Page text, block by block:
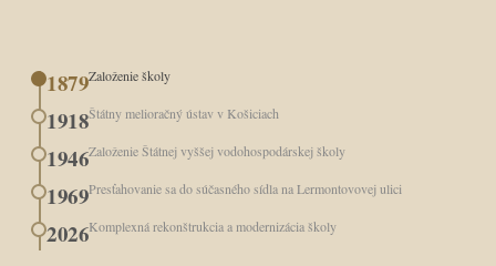
1879Založenie školy
1918Štátny melioračný ústav v Košiciach
1946Založenie Štátnej vyššej vodohospodárskej školy
1969Presťahovanie sa do súčasného sídla na Lermontovovej ulici
2026Komplexná rekonštrukcia a modernizácia školy